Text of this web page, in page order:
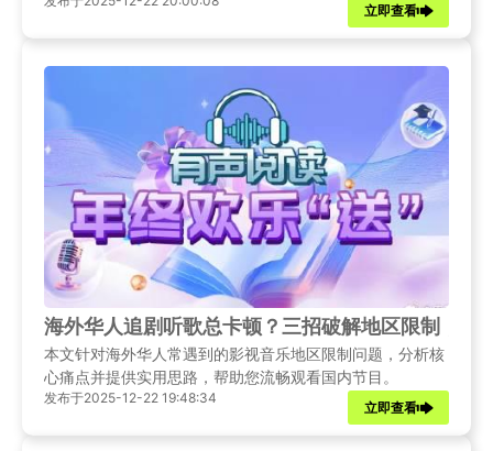
立即查看
海外华人追剧听歌总卡顿？三招破解地区限制，轻
本文针对海外华人常遇到的影视音乐地区限制问题，分析核
心痛点并提供实用思路，帮助您流畅观看国内节目。
发布于2025-12-22 19:48:34
立即查看